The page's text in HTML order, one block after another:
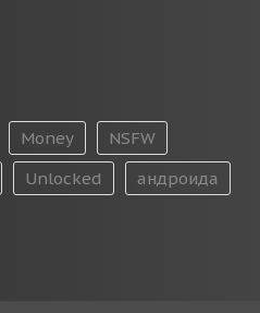
Money
NSFW
Unlocked
андроида